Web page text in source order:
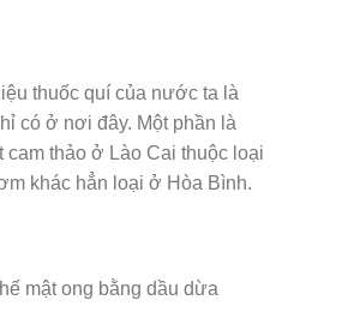
thuốc quí của nước ta là
có ở nơi đây. Một phần là
thảo ở Lào Cai thuộc loại
khác hẳn loại ở Hòa Bình.
mật ong bằng dầu dừa